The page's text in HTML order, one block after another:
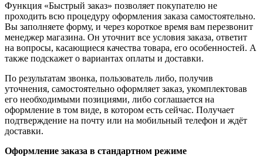
Функция «Быстрый заказ» позволяет покупателю не
проходить всю процедуру оформления заказа самостоятельно.
Вы заполняете форму, и через короткое время вам перезвонит
менеджер магазина. Он уточнит все условия заказа, ответит
на вопросы, касающиеся качества товара, его особенностей. А
также подскажет о вариантах оплаты и доставки.
По результатам звонка, пользователь либо, получив
уточнения, самостоятельно оформляет заказ, укомплектовав
его необходимыми позициями, либо соглашается на
оформление в том виде, в котором есть сейчас. Получает
подтверждение на почту или на мобильный телефон и ждёт
доставки.
Оформление заказа в стандартном режиме